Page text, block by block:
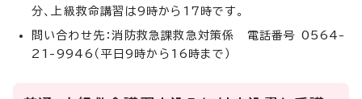
分、上級救命講習は9時から17時です。
問い合わせ先：消防救急課救急対策係 電話番号 0564-
21-9946（平日9時から16時まで）